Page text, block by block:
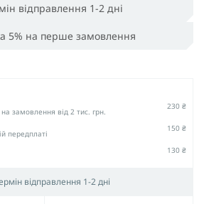
відправлення 1-2 дні
5% на перше замовлення
замовлення від 2 тис. грн.
230 ₴
передплаті
150 ₴
130 ₴
відправлення 1-2 дні